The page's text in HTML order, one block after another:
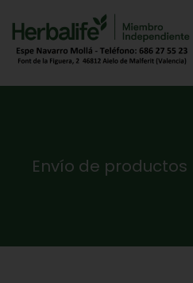
Envío de